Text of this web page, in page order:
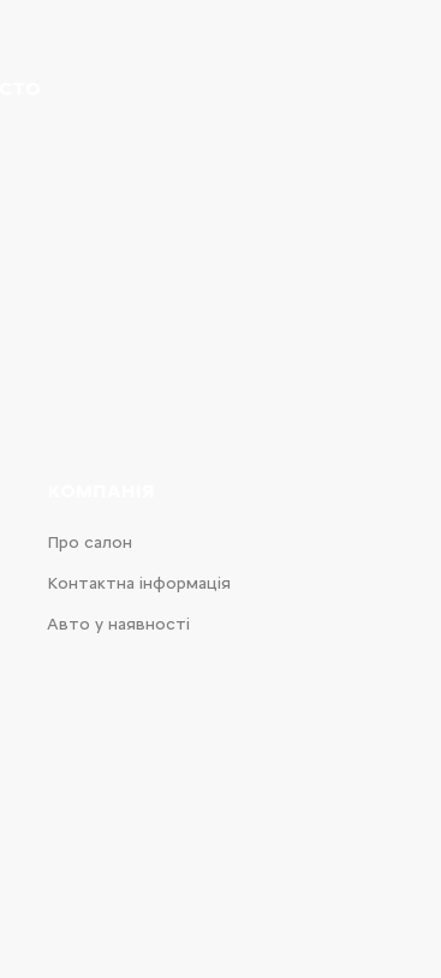
Про салон
Контактна інформація
Авто у наявності